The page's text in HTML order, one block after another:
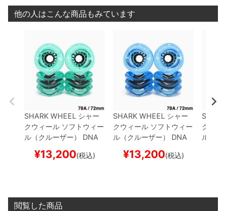
他の人はこんな商品もみています
SHARK WHEEL シャー
クウィール ソフトウィー
ル（クルーザー）
DNA
EMERALD 72mmスケ
¥13,200(税込)
SHARK WHEEL シャー
クウィール ソフトウィー
ル（クルーザー）
DNA
SAPPHIRE 72mmスケ
¥13,200(税込)
クウィ
ル（ク
閲覧した商品